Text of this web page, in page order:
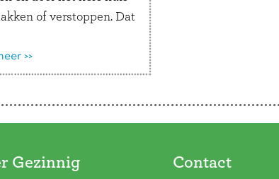
of verstoppen. Dat
of je
>>
Gezinnig Contact